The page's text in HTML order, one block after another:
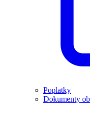
Poplatky
Dokumenty